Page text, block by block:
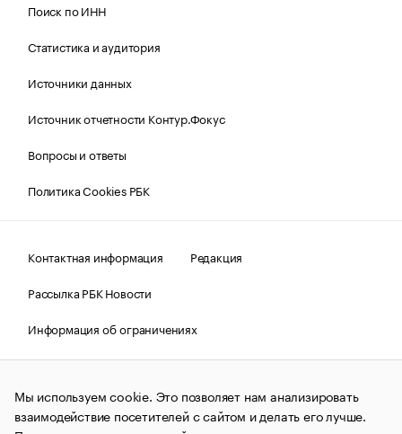
Поиск по ИНН
Статистика и аудитория
Источники данных
Источник отчетности Контур.Фокус
Вопросы и ответы
Политика Cookies РБК
Контактная информация
Редакция
Рассылка РБК Новости
Информация об ограничениях
Правовая информация
О соблюдении авторских прав
© АО «РОСБИЗНЕСКОНСАЛТИНГ»,1995–2026.Сообщения
и материалы информационного агентства «РБК»
(зарегистрировано Федеральной службой по надзору в сфере
Мы используем cookie. Это позволяет нам анализировать
взаимодействие посетителей с сайтом и делать его лучше.